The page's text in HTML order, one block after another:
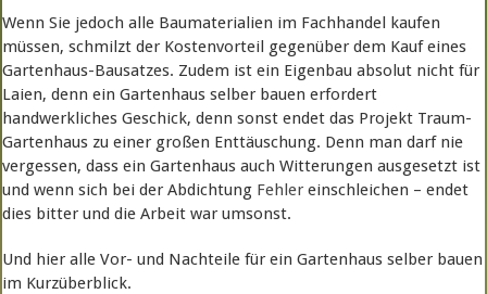
Wenn Sie jedoch alle Baumaterialien im Fachhandel kaufen
müssen, schmilzt der Kostenvorteil gegenüber dem Kauf eines
Gartenhaus-Bausatzes. Zudem ist ein Eigenbau absolut nicht für
Laien, denn ein Gartenhaus selber bauen erfordert
handwerkliches Geschick, denn sonst endet das Projekt Traum-
Gartenhaus zu einer großen Enttäuschung. Denn man darf nie
vergessen, dass ein Gartenhaus auch Witterungen ausgesetzt ist
und wenn sich bei der Abdichtung Fehler einschleichen – endet
dies bitter und die Arbeit war umsonst.
Und hier alle Vor- und Nachteile für ein Gartenhaus selber bauen
im Kurzüberblick.